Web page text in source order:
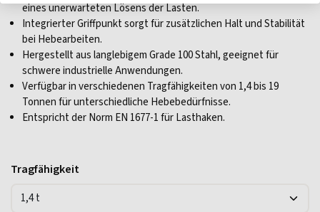
eines unerwarteten Lösens der Lasten.
Integrierter Griffpunkt sorgt für zusätzlichen Halt und Stabilität
bei Hebearbeiten.
Hergestellt aus langlebigem Grade 100 Stahl, geeignet für
schwere industrielle Anwendungen.
Verfügbar in verschiedenen Tragfähigkeiten von 1,4 bis 19
Tonnen für unterschiedliche Hebebedürfnisse.
Entspricht der Norm EN 1677-1 für Lasthaken.
Tragfähigkeit